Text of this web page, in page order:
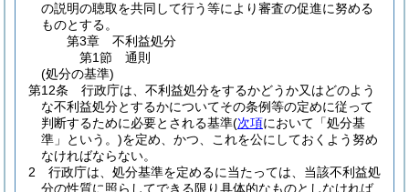
の説明の聴取を共同して行う等により審査の促進に努める
ものとする。
第3章
不利益処分
第1節
通則
(処分の基準)
第12条
行政庁は、不利益処分をするかどうか又はどのよう
な不利益処分とするかについてその条例等の定めに従って
判断するために必要とされる基準(次項において「処分基
準」という。)を定め、かつ、これを公にしておくよう努め
なければならない。
2
行政庁は、処分基準を定めるに当たっては、当該不利益処
分の性質に照らしてできる限り具体的なものとしなければ